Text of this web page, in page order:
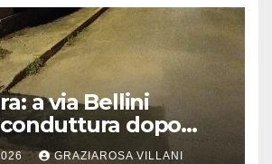
a via Bellini
dopo
IdD
GRAZIAROSA VILLANI